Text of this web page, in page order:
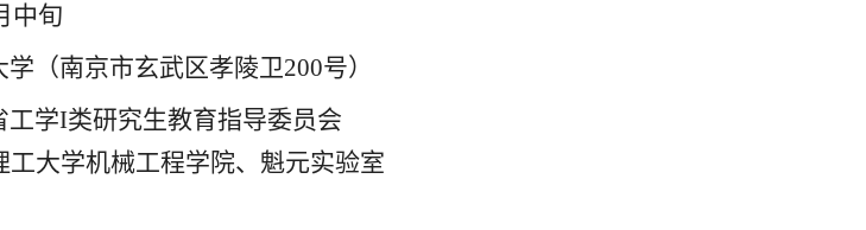
中旬
学（南京市玄武区孝陵卫200号）
工学I类研究生教育指导委员会
工大学机械工程学院、魁元实验室